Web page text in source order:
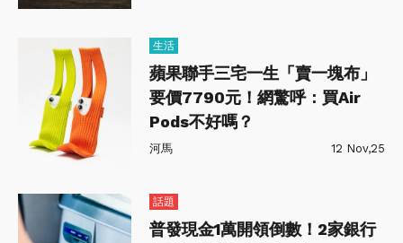
生活
蘋果聯手三宅一生「賣一塊布」
要價7790元！網驚呼：買Air
Pods不好嗎？
河馬 12 Nov,25
話題
普發現金1萬開領倒數！2家銀行